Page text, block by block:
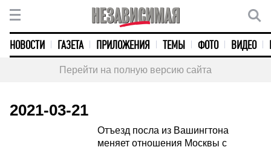
НОВОСТИ ГАЗЕТА ПРИЛОЖЕНИЯ ТЕМЫ ФОТО ВИДЕО
Перейти на полную версию сайта
2021-03-21
Отъезд посла из Вашингтона
меняет отношения Москвы с